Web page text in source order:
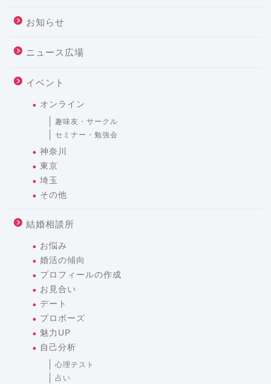
お知らせ
ニュース広場
イベント
オンライン
趣味友・サークル
セミナー・勉強会
神奈川
東京
埼玉
その他
結婚相談所
お悩み
婚活の傾向
プロフィールの作成
お見合い
デート
プロポーズ
魅力UP
自己分析
心理テスト
占い